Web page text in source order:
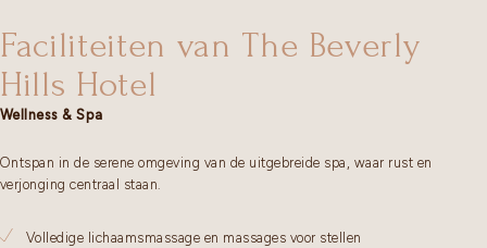
Faciliteiten van The Beverly
Hills Hotel
Wellness & Spa
Ontspan in de serene omgeving van de uitgebreide spa, waar rust en
verjonging centraal staan.
Volledige lichaamsmassage en massages voor stellen